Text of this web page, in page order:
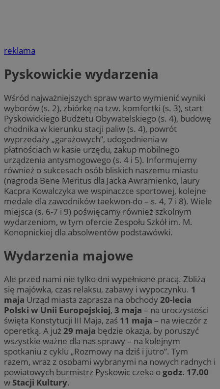
reklama
Pyskowickie wydarzenia
Wśród najważniejszych spraw warto wymienić wyniki
wyborów (s. 2), zbiórkę na tzw. komfortki (s. 3), start
Pyskowickiego Budżetu Obywatelskiego (s. 4), budowę
chodnika w kierunku stacji paliw (s. 4), powrót
wyprzedaży „garażowych”, udogodnienia w
płatnościach w kasie urzędu, zakup mobilnego
urządzenia antysmogowego (s. 4 i 5). Informujemy
również o sukcesach osób bliskich naszemu miastu
(nagroda Bene Meritus dla Jacka Awramienko, laury
Kacpra Kowalczyka we wspinaczce sportowej, kolejne
medale dla zawodników taekwon-do – s. 4, 7 i 8). Wiele
miejsca (s. 6-7 i 9) poświęcamy również szkolnym
wydarzeniom, w tym ofercie Zespołu Szkół im. M.
Konopnickiej dla absolwentów podstawówki.
Wydarzenia majowe
Ale przed nami nie tylko dni wypełnione pracą. Zbliża
się majówka, czas relaksu, zabawy i wypoczynku. 1
maja Urząd miasta zaprasza na obchody20-lecia
Polski w Unii Europejskiej, 3 maja – na uroczystości
święta Konstytucji III Maja, zaś 11 maja – na wieczór z
operetką. A już29 maja będzie okazja, by poruszyć
wszystkie ważne dla nas sprawy – na kolejnym
spotkaniu z cyklu „Rozmowy na dziś i jutro”. Tym
razem, wraz z osobami wybranymi na nowych radnych i
powiatowych burmistrz Pyskowic czeka o godz. 17.00
w Stacji Kultury.